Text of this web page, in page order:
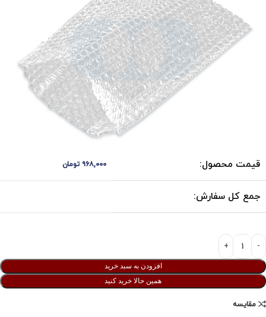
قیمت محصول: ۹۶۸,۰۰۰ تومان
جمع کل سفارش:
افزودن به سبد خرید
همین حالا خرید کنید
مقایسه